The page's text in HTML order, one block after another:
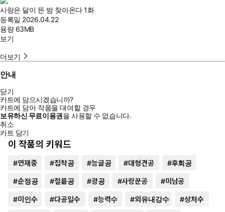
사랑은 달이 뜬 밤 찾아온다 1화
등록일 2026.04.22
용량 63MB
보기
더보기
안내
닫기
카트에 담으시겠습니까?
카트에 담아 작품을 대여할 경우
보유하신 무료이용권을 사용할 수 없습니다.
취소
카트 담기
이 작품의 키워드
#연재중 #집착공 #능글공 #대형견공 #후회공
#순정공 #절륜공 #광공 #사랑꾼공 #미남공
#미인수 #다공일수 #능력수 #외유내강수 #상처수